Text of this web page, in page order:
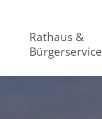
Rathaus &
Bürgerservice